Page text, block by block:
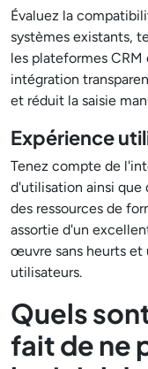
Évaluez la
systèmes existants,
les plateformes CRM
intégration
et réduit la saisie
Expérience
Tenez compte de
d'utilisation ainsi
des ressources de
assortie d'un
œuvre sans heurts et
utilisateurs.
Quels
fait de ne